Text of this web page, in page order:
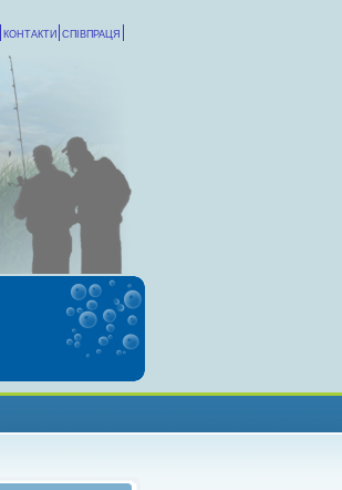
СПІВПРАЦЯ
КОНТАКТИ